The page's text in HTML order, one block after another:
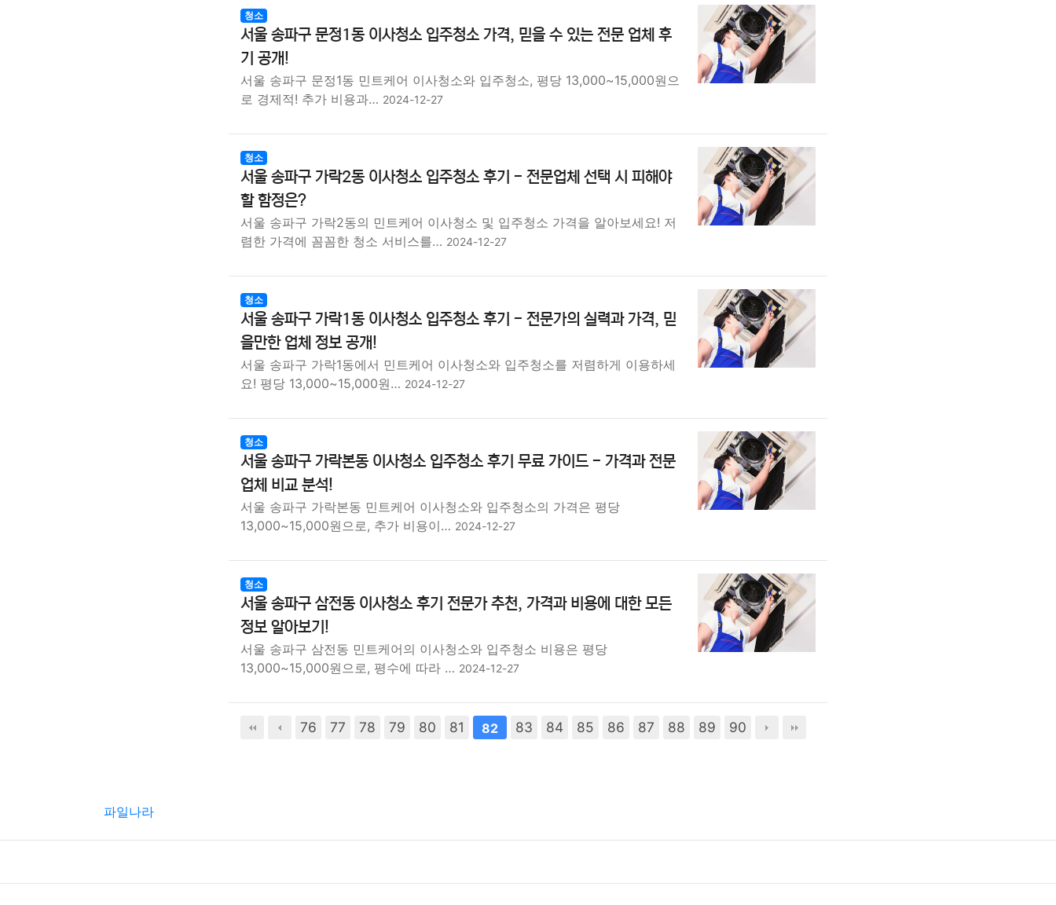
청소
서울 송파구 문정1동 이사청소 입주청소 가격, 믿을 수 있는 전문 업체 후
기 공개!
서울 송파구 문정1동 민트케어 이사청소와 입주청소, 평당 13,000~15,000원으
로 경제적! 추가 비용과… 2024-12-27
청소
서울 송파구 가락2동 이사청소 입주청소 후기 - 전문업체 선택 시 피해야
할 함정은?
서울 송파구 가락2동의 민트케어 이사청소 및 입주청소 가격을 알아보세요! 저
렴한 가격에 꼼꼼한 청소 서비스를… 2024-12-27
청소
서울 송파구 가락1동 이사청소 입주청소 후기 - 전문가의 실력과 가격, 믿
을만한 업체 정보 공개!
서울 송파구 가락1동에서 민트케어 이사청소와 입주청소를 저렴하게 이용하세
요! 평당 13,000~15,000원… 2024-12-27
청소
서울 송파구 가락본동 이사청소 입주청소 후기 무료 가이드 - 가격과 전문
업체 비교 분석!
서울 송파구 가락본동 민트케어 이사청소와 입주청소의 가격은 평당
13,000~15,000원으로, 추가 비용이… 2024-12-27
청소
서울 송파구 삼전동 이사청소 후기 전문가 추천, 가격과 비용에 대한 모든
정보 알아보기!
서울 송파구 삼전동 민트케어의 이사청소와 입주청소 비용은 평당
13,000~15,000원으로, 평수에 따라 … 2024-12-27
76 77 78 79 80 81 82 83 84 85 86 87 88 89 90
다음 맨끝
파일나라